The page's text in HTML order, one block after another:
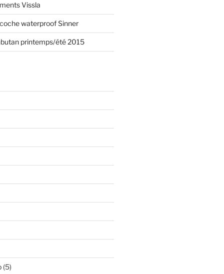
Vissla
waterproof Sinner
printemps/été 2015
(5)